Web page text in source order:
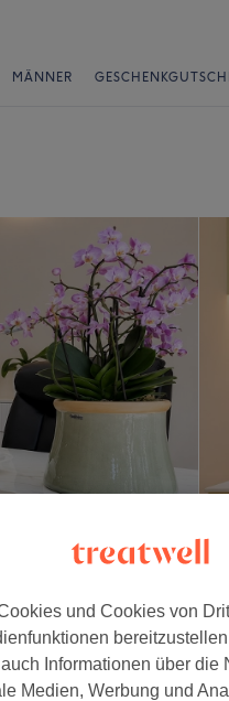
MÄNNER
und Cookies von
Informationen über die
Medien, Werbung und